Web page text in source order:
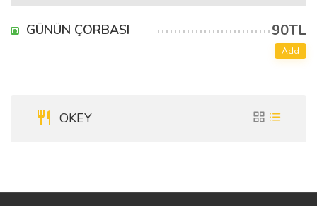
GÜNÜN ÇORBASI 90TL
Add
OKEY